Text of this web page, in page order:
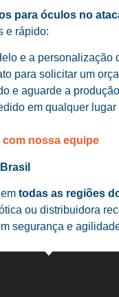
para óculos no
e rápido:
e a personalização
para solicitar um
e aguarde a produção
em qualquer lugar
com nossa equipe
todas as regiões
ou distribuidora
segurança e